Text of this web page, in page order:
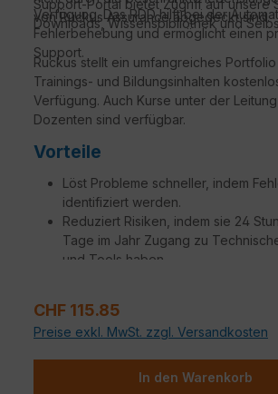
von Ruckus Assurance abgedeckt sind.
Support-Portal bietet Zugriff auf unsere
Downloads, Wissensbibliothek und
Verfügung. Das RDD hilft bei der
Fehlerbehebung und ermöglicht einen
Support.
Ruckus stellt ein umfangreiches
Trainings- und Bildungsinhalten
Verfügung. Auch Kurse unter der
Dozenten sind verfügbar.
Vorteile
Löst Probleme schneller, indem
identifiziert werden.
Reduziert Risiken, indem sie 24
Tage im Jahr Zugang zu
und Tools haben.
gerecht zu werden.
Steigerung der Betriebseffizienz, um
Ingenieure produktiver zu machen.
Verkaufspreis:
CHF 115.85
Preise exkl. MwSt. zzgl. Versandkosten
In den Warenkorb